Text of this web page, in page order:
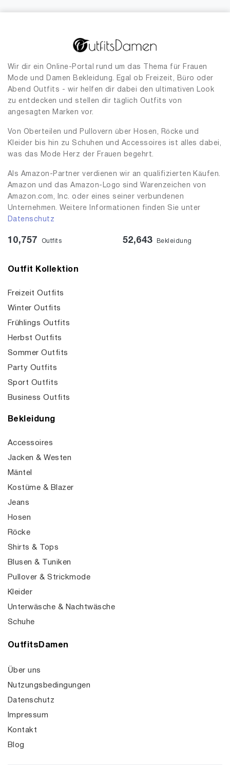
Wir dir ein Online-Portal rund um das Thema für Frauen
Mode und Damen Bekleidung. Egal ob Freizeit, Büro oder
Abend Outfits - wir helfen dir dabei den ultimativen Look
zu entdecken und stellen dir täglich Outfits von
angesagten Marken vor.
Von Oberteilen und Pullovern über Hosen, Röcke und
Kleider bis hin zu Schuhen und Accessoires ist alles dabei,
was das Mode Herz der Frauen begehrt.
Als Amazon-Partner verdienen wir an qualifizierten Käufen.
Amazon und das Amazon-Logo sind Warenzeichen von
Amazon.com, Inc. oder eines seiner verbundenen
Unternehmen. Weitere Informationen finden Sie unter
Datenschutz
10,757 Outfits 52,643 Bekleidung
Outfit Kollektion
Freizeit Outfits
Winter Outfits
Frühlings Outfits
Herbst Outfits
Sommer Outfits
Party Outfits
Sport Outfits
Business Outfits
Bekleidung
Accessoires
Jacken & Westen
Mäntel
Kostüme & Blazer
Jeans
Hosen
Röcke
Shirts & Tops
Blusen & Tuniken
Pullover & Strickmode
Kleider
Unterwäsche & Nachtwäsche
Schuhe
OutfitsDamen
Über uns
Nutzungsbedingungen
Datenschutz
Impressum
Kontakt
Blog